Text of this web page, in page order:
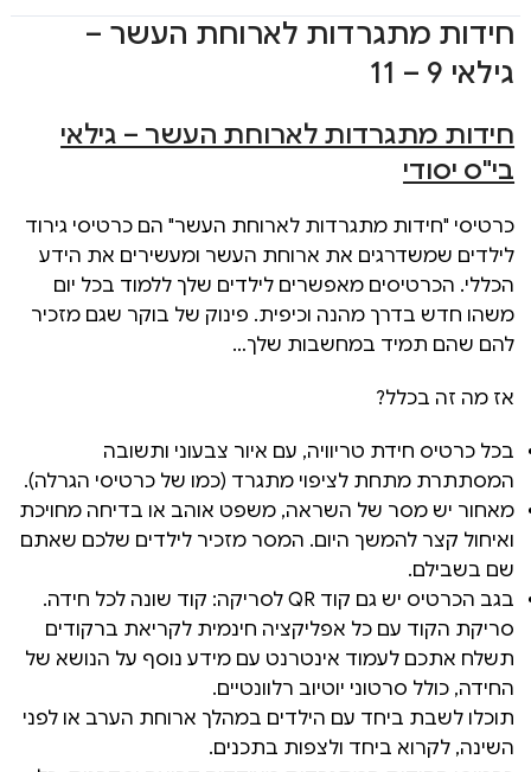
חידות מתגרדות לארוחת העשר –
גילאי 9 – 11
חידות מתגרדות לארוחת העשר – גילאי
בי"ס יסודי
כרטיסי "חידות מתגרדות לארוחת העשר" הם כרטיסי גירוד
לילדים שמשדרגים את ארוחת העשר ומעשירים את הידע
הכללי. הכרטיסים מאפשרים לילדים שלך ללמוד בכל יום
משהו חדש בדרך מהנה וכיפית. פינוק של בוקר שגם מזכיר
להם שהם תמיד במחשבות שלך…
אז מה זה בכלל?
בכל כרטיס חידת טריוויה, עם איור צבעוני ותשובה
המסתתרת מתחת לציפוי מתגרד (כמו של כרטיסי הגרלה).
מאחור יש מסר של השראה, משפט אוהב או בדיחה מחויכת
ואיחול קצר להמשך היום. המסר מזכיר לילדים שלכם שאתם
שם בשבילם.
בגב הכרטיס יש גם קוד QR לסריקה: קוד שונה לכל חידה.
סריקת הקוד עם כל אפליקציה חינמית לקריאת ברקודים
תשלח אתכם לעמוד אינטרנט עם מידע נוסף על הנושא של
החידה, כולל סרטוני יוטיוב רלוונטיים.
תוכלו לשבת ביחד עם הילדים במהלך ארוחת הערב או לפני
השינה, לקרוא ביחד ולצפות בתכנים.